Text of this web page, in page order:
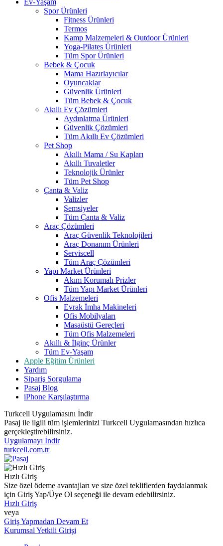
Ev-Yaşam
Spor Ürünleri
Fitness Ürünleri
Termos
Kamp Malzemeleri & Outdoor Ürünleri
Yoga-Pilates Ürünleri
Tüm Spor Ürünleri
Bebek & Çocuk
Mama Hazırlayıcılar
Oyuncaklar
Güvenlik Ürünleri
Tüm Bebek & Çocuk
Akıllı Ev Çözümleri
Aydınlatma Ürünleri
Güvenlik Çözümleri
Tüm Akıllı Ev Çözümleri
Pet Shop
Akıllı Mama / Su Kapları
Akıllı Tuvaletler
Teknolojik Ürünler
Tüm Pet Shop
Çanta & Valiz
Valizler
Şemsiyeler
Tüm Çanta & Valiz
Araç Çözümleri
Araç Güvenlik Teknolojileri
Araç Donanım Ürünleri
Serviscell
Tüm Araç Çözümleri
Yapı Market Ürünleri
Akım Korumalı Prizler
Tüm Yapı Market Ürünleri
Ofis Malzemeleri
Evrak İmha Makineleri
Ofis Mobilyaları
Masaüstü Gereçleri
Tüm Ofis Malzemeleri
Akıllı & İlginç Ürünler
Tüm Ev-Yaşam
Apple Eğitim Ürünleri
Yardım
Sipariş Sorgulama
Pasaj Blog
iPhone Karşılaştırma
Turkcell Uygulamasını İndir
Pasaj ile ilgili tüm işlemlerinizi Turkcell Uygulamasından hızlıca
gerçekleştirebilirsiniz.
Uygulamayı İndir
turkcell.com.tr
Hızlı Giriş
Size özel ödeme avantajları ve size özel tekliflerden faydalanmak
için Giriş Yap/Üye Ol seçeneği ile devam edebilirsiniz.
Hızlı Giriş
veya
Giriş Yapmadan Devam Et
Kurumsal Yetkili Girişi